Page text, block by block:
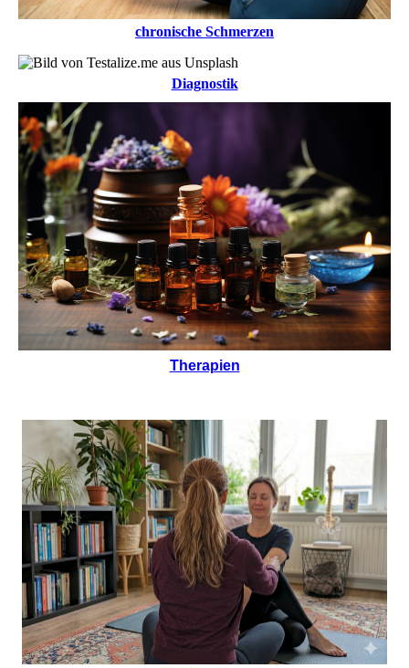
chronische Schmerzen
Diagnostik
Therapien